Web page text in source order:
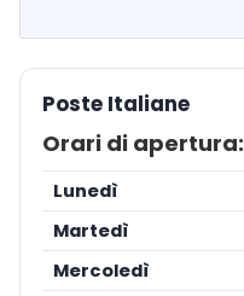
Poste Italiane
Orari di apertura:
Lunedì
Martedì
Mercoledì